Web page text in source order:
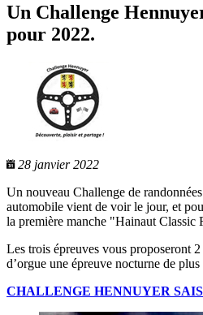
Un Challenge
pour 2022.
28 janvier 2022
Un nouveau Challenge de
automobile vient de voir le jour, et
la première manche "Hainaut
Les trois épreuves vous proposeront
d’orgue une épreuve nocturne de
CHALLENGE HENNUYER